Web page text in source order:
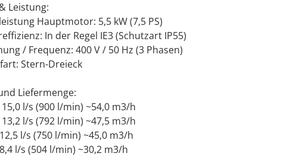
Leistung:
Hauptmotor: 5,5 kW (7,5 PS)
In der Regel IE3 (Schutzart IP55)
/ Frequenz: 400 V / 50 Hz (3 Phasen)
Stern-Dreieck
Liefermenge:
l/s (900 l/min) ~54,0 m3/h
l/s (792 l/min) ~47,5 m3/h
l/s (750 l/min) ~45,0 m3/h
l/s (504 l/min) ~30,2 m3/h